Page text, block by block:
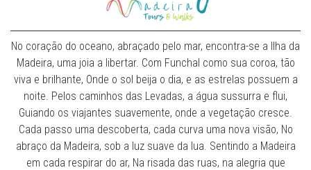
No coração do oceano, abraçado pelo mar, encontra-se a Ilha da
Madeira, uma joia a libertar. Com Funchal como sua coroa, tão
viva e brilhante, Onde o sol beija o dia, e as estrelas possuem a
noite. Pelos caminhos das Levadas, a água sussurra e flui,
Guiando os viajantes suavemente, onde a vegetação cresce.
Cada passo uma descoberta, cada curva uma nova visão, No
abraço da Madeira, sob a luz suave da lua. Sentindo a Madeira
em cada respirar do ar, Na risada das ruas, na alegria que